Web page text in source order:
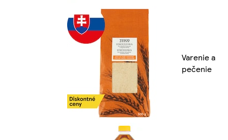
Varenie a
pečenie